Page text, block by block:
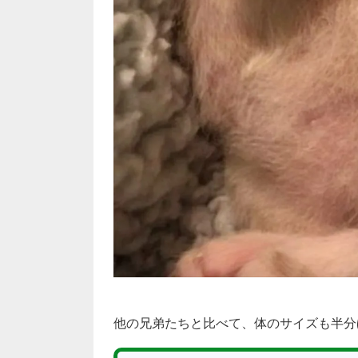
他の兄弟たちと比べて、体のサイズも半